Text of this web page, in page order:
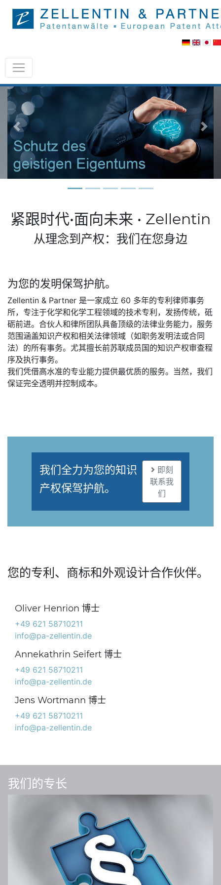
Previous Next
紧跟时代•面向未来 • Zellentin
从理念到产权：我们在您身边
为您的发明保驾护航。
Zellentin & Partner 是一家成立 60 多年的专利律师事务
所，专注于化学和化学工程领域的技术专利，发扬传统，砥
砺前进。合伙人和律所团队具备顶级的法律业务能力，服务
范围涵盖知识产权和相关法律领域（如职务发明法或合同
法）的所有事务。尤其擅长前苏联成员国的知识产权审查程
序及执行事务。
我们凭借高水准的专业能力提供最优质的服务。当然，我们
保证完全透明并控制成本。
我们全力为您的知识
产权保驾护航。
即刻
联系我
们
您的专利、商标和外观设计合作伙伴。
Oliver Henrion 博士
+49 621 58710211
info@pa-zellentin.de
Annekathrin Seifert 博士
+49 621 58710211
info@pa-zellentin.de
Jens Wortmann 博士
+49 621 58710211
info@pa-zellentin.de
我们的专长